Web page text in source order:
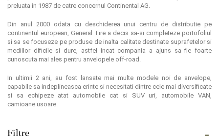
preluata in 1987 de catre concernul Continental AG.
Din anul 2000 odata cu deschiderea unui centru de distributie pe
continentul european, General Tire a decis sa-si completeze portofoliul
si sa se focuseze pe produse de inalta calitate destinate suprafetelor si
mediilor dificile si dure, astfel incat compania a ajuns sa fie foarte
cunoscuta mai ales pentru anvelopele off-road.
In ultimii 2 ani, au fost lansate mai multe modele noi de anvelope,
capabile sa indeplineasca erinte si necesitati dintre cele mai diversificate
si sa echipeze atat automobile cat si SUV uri, automobile VAN,
camioane usoare.
Filtre